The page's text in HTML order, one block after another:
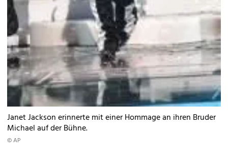
Janet Jackson erinnerte mit einer Hommage an ihren Bruder
Michael auf der Bühne.
© AP